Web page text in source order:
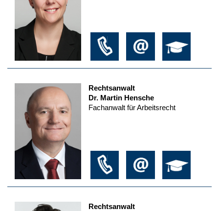
Rechtsanwalt
Dr. Martin Hensche
Fachanwalt für Arbeitsrecht
Rechtsanwalt